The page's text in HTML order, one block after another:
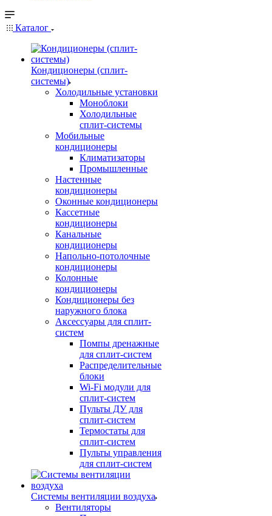
Каталог
Кондиционеры (сплит-
системы)
Холодильные установки
Моноблоки
Холодильные
сплит-системы
Мобильные
кондиционеры
Климатизаторы
Промышленные
Настенные
кондиционеры
Оконные кондиционеры
Кассетные
кондиционеры
Канальные
кондиционеры
Напольно-потолочные
кондиционеры
Колонные
кондиционеры
Кондиционеры без
наружного блока
Аксессуары для сплит-
систем
Помпы дренажные
для сплит-систем
Распределительные
блоки
Wi-Fi модули для
сплит-систем
Пульты ДУ для
сплит-систем
Термостаты для
сплит-систем
Пульты управления
для сплит-систем
Системы вентиляции воздуха
Вентиляторы